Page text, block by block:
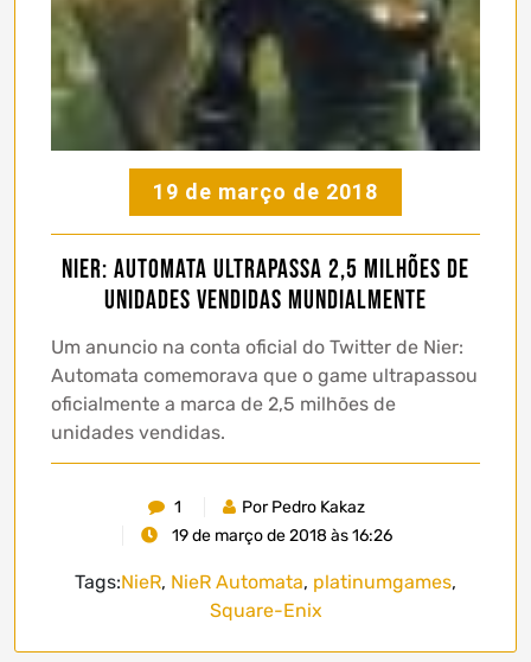
19 de março de 2018
Nier: Automata ultrapassa 2,5 milhões de
unidades vendidas mundialmente
Um anuncio na conta oficial do Twitter de Nier:
Automata comemorava que o game ultrapassou
oficialmente a marca de 2,5 milhões de
unidades vendidas.
1
Por Pedro Kakaz
19 de março de 2018 às 16:26
Tags:NieR, NieR Automata, platinumgames,
Square-Enix